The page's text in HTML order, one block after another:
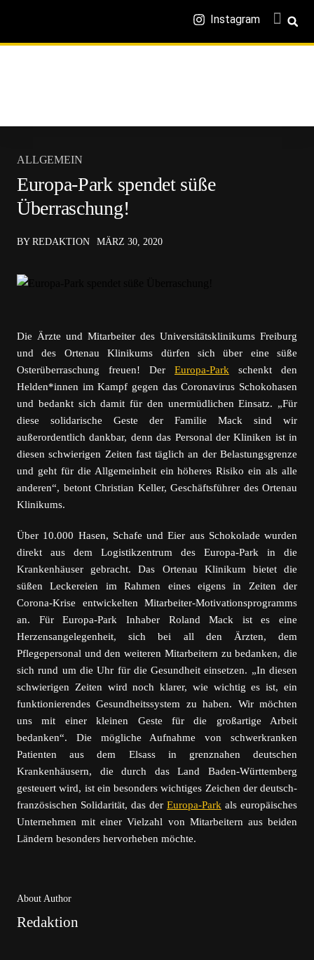
Instagram
ALLGEMEIN
Europa-Park spendet süße
Überraschung!
BY REDAKTION MÄRZ 30, 2020
Die Ärzte und Mitarbeiter des Universitätsklinikums Freiburg
und des Ortenau Klinikums dürfen sich über eine süße
Osterüberraschung freuen! Der Europa-Park schenkt den
Helden*innen im Kampf gegen das Coronavirus Schokohasen
und bedankt sich damit für den unermüdlichen Einsatz. „Für
diese solidarische Geste der Familie Mack sind wir
außerordentlich dankbar, denn das Personal der Kliniken ist in
diesen schwierigen Zeiten fast täglich an der Belastungsgrenze
und geht für die Allgemeinheit ein höheres Risiko ein als alle
anderen“, betont Christian Keller, Geschäftsführer des Ortenau
Klinikums.
Über 10.000 Hasen, Schafe und Eier aus Schokolade wurden
direkt aus dem Logistikzentrum des Europa-Park in die
Krankenhäuser gebracht. Das Ortenau Klinikum bietet die
süßen Leckereien im Rahmen eines eigens in Zeiten der
Corona-Krise entwickelten Mitarbeiter-Motivationsprogramms
an. Für Europa-Park Inhaber Roland Mack ist es eine
Herzensangelegenheit, sich bei all den Ärzten, dem
Pflegepersonal und den weiteren Mitarbeitern zu bedanken, die
sich rund um die Uhr für die Gesundheit einsetzen. „In diesen
schwierigen Zeiten wird noch klarer, wie wichtig es ist, ein
funktionierendes Gesundheitssystem zu haben. Wir möchten
uns mit einer kleinen Geste für die großartige Arbeit
bedanken“. Die mögliche Aufnahme von schwerkranken
Patienten aus dem Elsass in grenznahen deutschen
Krankenhäusern, die durch das Land Baden-Württemberg
gesteuert wird, ist ein besonders wichtiges Zeichen der deutsch-
französischen Solidarität, das der Europa-Park als europäisches
Unternehmen mit einer Vielzahl von Mitarbeitern aus beiden
Ländern besonders hervorheben möchte.
About Author
Redaktion